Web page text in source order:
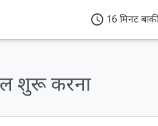
access_time 16 मिनट
शुरू करना